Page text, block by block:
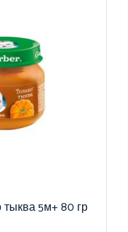
5м+ 80 гр